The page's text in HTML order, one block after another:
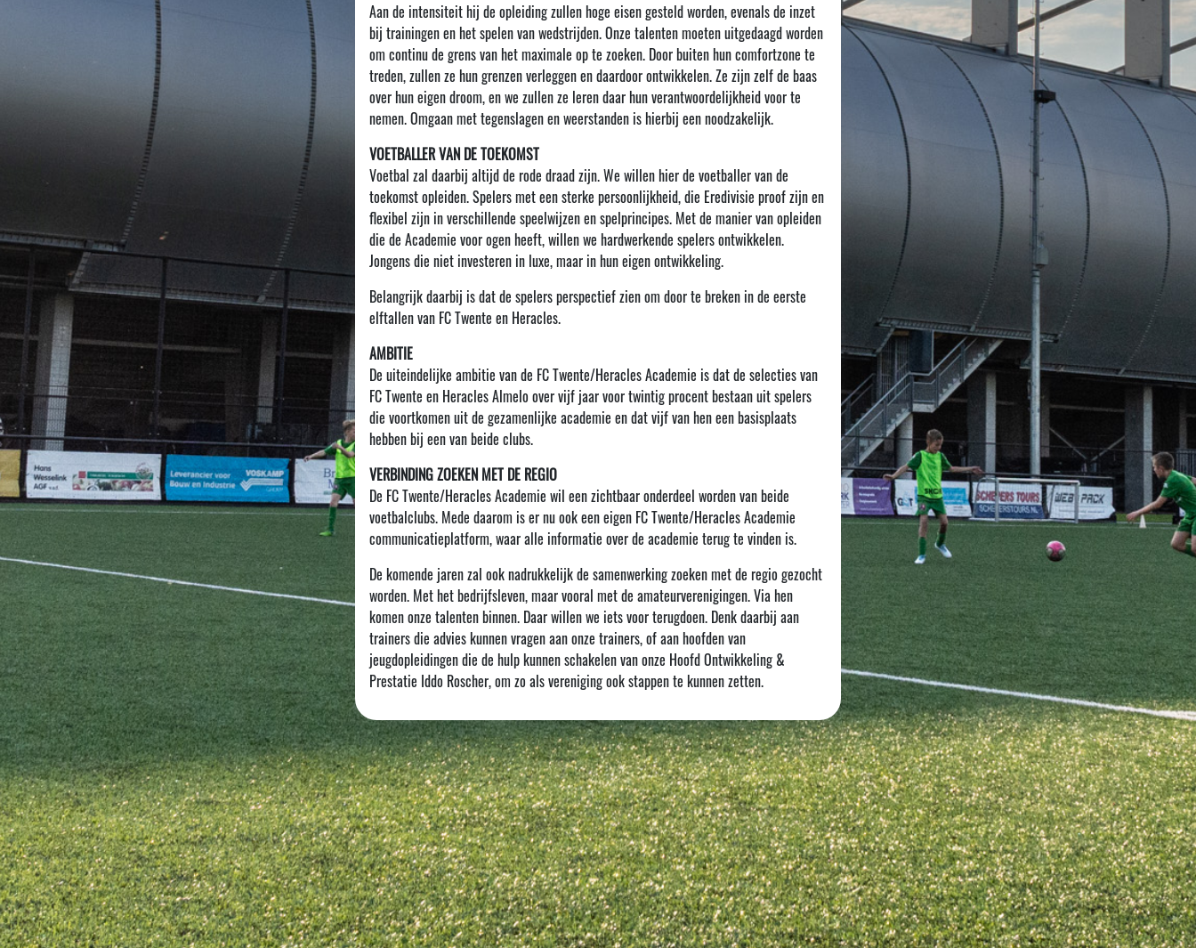
Aan de intensiteit hij de opleiding zullen hoge eisen gesteld worden, evenals de inzet
bij trainingen en het spelen van wedstrijden. Onze talenten moeten uitgedaagd worden
om continu de grens van het maximale op te zoeken. Door buiten hun comfortzone te
treden, zullen ze hun grenzen verleggen en daardoor ontwikkelen. Ze zijn zelf de baas
over hun eigen droom, en we zullen ze leren daar hun verantwoordelijkheid voor te
nemen. Omgaan met tegenslagen en weerstanden is hierbij een noodzakelijk.
VOETBALLER VAN DE TOEKOMST
Voetbal zal daarbij altijd de rode draad zijn. We willen hier de voetballer van de
toekomst opleiden. Spelers met een sterke persoonlijkheid, die Eredivisie proof zijn en
flexibel zijn in verschillende speelwijzen en spelprincipes. Met de manier van opleiden
die de Academie voor ogen heeft, willen we hardwerkende spelers ontwikkelen.
Jongens die niet investeren in luxe, maar in hun eigen ontwikkeling.
Belangrijk daarbij is dat de spelers perspectief zien om door te breken in de eerste
elftallen van FC Twente en Heracles.
AMBITIE
De uiteindelijke ambitie van de FC Twente/Heracles Academie is dat de selecties van
FC Twente en Heracles Almelo over vijf jaar voor twintig procent bestaan uit spelers
die voortkomen uit de gezamenlijke academie en dat vijf van hen een basisplaats
hebben bij een van beide clubs.
VERBINDING ZOEKEN MET DE REGIO
De FC Twente/Heracles Academie wil een zichtbaar onderdeel worden van beide
voetbalclubs. Mede daarom is er nu ook een eigen FC Twente/Heracles Academie
communicatieplatform, waar alle informatie over de academie terug te vinden is.
De komende jaren zal ook nadrukkelijk de samenwerking zoeken met de regio gezocht
worden. Met het bedrijfsleven, maar vooral met de amateurverenigingen. Via hen
komen onze talenten binnen. Daar willen we iets voor terugdoen. Denk daarbij aan
trainers die advies kunnen vragen aan onze trainers, of aan hoofden van
jeugdopleidingen die de hulp kunnen schakelen van onze Hoofd Ontwikkeling &
Prestatie Iddo Roscher, om zo als vereniging ook stappen te kunnen zetten.